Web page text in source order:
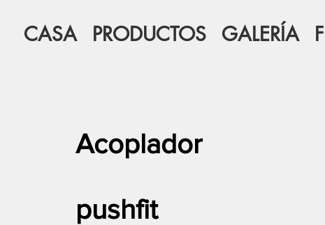
CASA PRODUCTOS GALERÍA
Acoplador
pushfit